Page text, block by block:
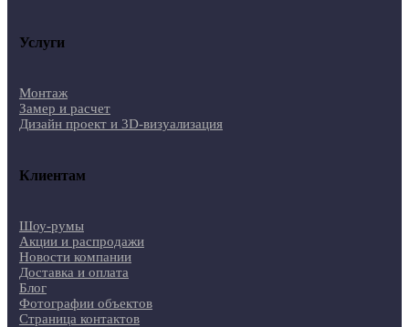
Услуги
Монтаж
Замер и расчет
Дизайн проект и 3D-визуализация
Клиентам
Шоу-румы
Акции и распродажи
Новости компании
Доставка и оплата
Блог
Фотографии объектов
Страница контактов